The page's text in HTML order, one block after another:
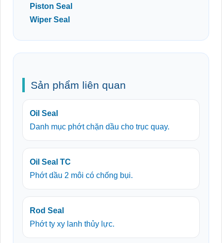
Piston Seal
Wiper Seal
Sản phẩm liên quan
Oil Seal
Danh mục phớt chặn dầu cho trục quay.
Oil Seal TC
Phớt dầu 2 môi có chống bụi.
Rod Seal
Phớt ty xy lanh thủy lực.